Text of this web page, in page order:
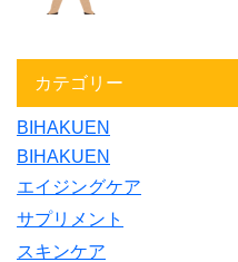
カテゴリー
BIHAKUEN
BIHAKUEN
エイジングケア
サプリメント
スキンケア